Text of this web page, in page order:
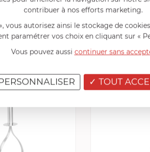
Consommables
PRODUITS CONSEILLÉS
contribuer à nos efforts marketing.
vous autorisez ainsi le stockage de
paramétrer vos choix en cliquant sur «
Vous pouvez aussi continuer sans
TOUT